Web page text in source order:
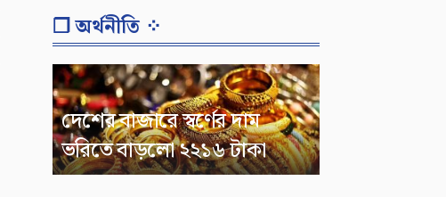
❐ অর্থনীতি ⁘
দেশের বাজারে স্বর্ণের দাম
ভরিতে বাড়লো ২২১৬ টাকা